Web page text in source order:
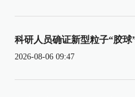
科研人员确证新型粒子“胶球
2026-08-06 09:47